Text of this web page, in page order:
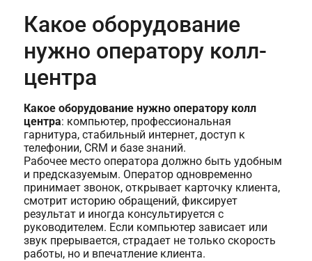
Какое оборудование
нужно оператору колл-
центра
Какое оборудование нужно оператору колл
центра: компьютер, профессиональная
гарнитура, стабильный интернет, доступ к
телефонии, CRM и базе знаний.
Рабочее место оператора должно быть удобным
и предсказуемым. Оператор одновременно
принимает звонок, открывает карточку клиента,
смотрит историю обращений, фиксирует
результат и иногда консультируется с
руководителем. Если компьютер зависает или
звук прерывается, страдает не только скорость
работы, но и впечатление клиента.